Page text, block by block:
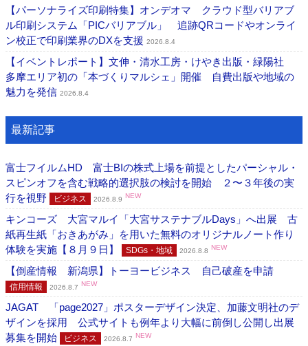
【パーソナライズ印刷特集】オンデオマ クラウド型バリアブ
ル印刷システム「PICバリアブル」 追跡QRコードやオンライ
ン校正で印刷業界のDXを支援 2026.8.4
【イベントレポート】文伸・清水工房・けやき出版・緑陽社
多摩エリア初の「本づくりマルシェ」開催 自費出版や地域の
魅力を発信 2026.8.4
最新記事
富士フイルムHD 富士BIの株式上場を前提としたパーシャル・
スピンオフを含む戦略的選択肢の検討を開始 ２〜３年後の実
行を視野
ビジネス 2026.8.9 NEW
キンコーズ 大宮マルイ「大宮サステナブルDays」へ出展 古
紙再生紙「おきあがみ」を用いた無料のオリジナルノート作り
体験を実施【８月９日】
SDGs・地域 2026.8.8 NEW
【倒産情報 新潟県】トーヨービジネス 自己破産を申請
信用情報 2026.8.7 NEW
JAGAT 「page2027」ポスターデザイン決定、加藤文明社のデ
ザインを採用 公式サイトも例年より大幅に前倒し公開し出展
募集を開始
ビジネス 2026.8.7 NEW